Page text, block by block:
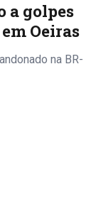
a golpes
Oeiras
na BR-